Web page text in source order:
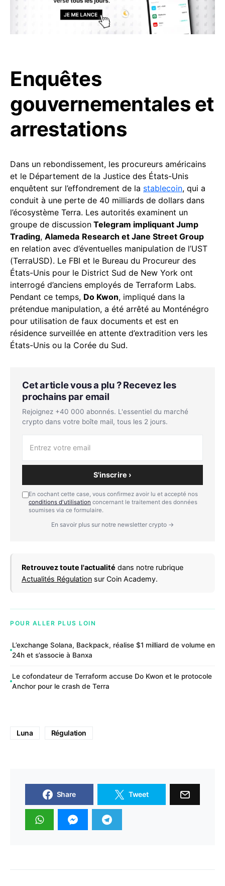
Enquêtes
gouvernementales et
arrestations
Dans un rebondissement, les procureurs américains
et le Département de la Justice des États-Unis
enquêtent sur l’effondrement de la stablecoin, qui a
conduit à une perte de 40 milliards de dollars dans
l’écosystème Terra. Les autorités examinent un
groupe de discussion Telegram impliquant Jump
Trading, Alameda Research et Jane Street Group
en relation avec d’éventuelles manipulation de l’UST
(TerraUSD). Le FBI et le Bureau du Procureur des
États-Unis pour le District Sud de New York ont
interrogé d’anciens employés de Terraform Labs.
Pendant ce temps, Do Kwon, impliqué dans la
prétendue manipulation, a été arrêté au Monténégro
pour utilisation de faux documents et est en
résidence surveillée en attente d’extradition vers les
États-Unis ou la Corée du Sud.
Cet article vous a plu ? Recevez les
prochains par email
Rejoignez +40 000 abonnés. L'essentiel du marché
crypto dans votre boîte mail, tous les 2 jours.
S'inscrire ›
En cochant cette case, vous confirmez avoir lu et accepté nos
conditions d'utilisation concernant le traitement des données
soumises via ce formulaire.
En savoir plus sur notre newsletter crypto →
Retrouvez toute l'actualité dans notre rubrique
Actualités Régulation sur Coin Academy.
POUR ALLER PLUS LOIN
L’exchange Solana, Backpack, réalise $1 milliard de volume en
24h et s’associe à Banxa
Le cofondateur de Terraform accuse Do Kwon et le protocole
Anchor pour le crash de Terra
Luna Régulation
Share Tweet